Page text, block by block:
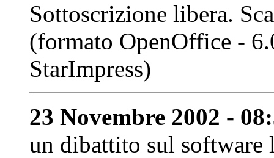
Sottoscrizione libera.
(formato OpenOffice -
StarImpress)
23 Novembre 2002 -
un dibattito sul software